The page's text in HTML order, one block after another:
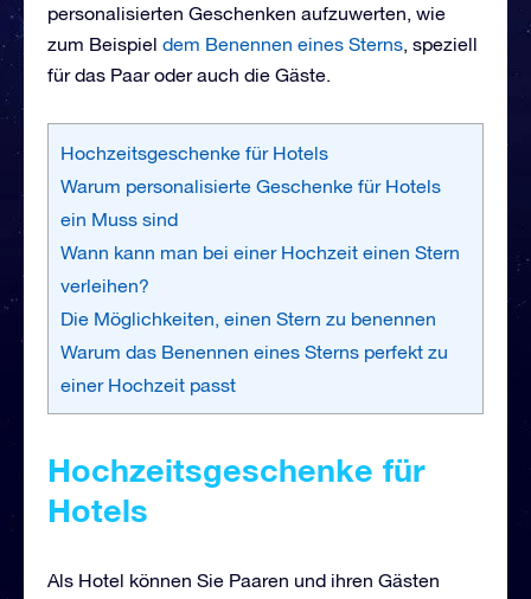
personalisierten Geschenken aufzuwerten, wie
zum Beispiel dem Benennen eines Sterns, speziell
für das Paar oder auch die Gäste.
Hochzeitsgeschenke für Hotels
Warum personalisierte Geschenke für Hotels
ein Muss sind
Wann kann man bei einer Hochzeit einen Stern
verleihen?
Die Möglichkeiten, einen Stern zu benennen
Warum das Benennen eines Sterns perfekt zu
einer Hochzeit passt
Hochzeitsgeschenke für
Hotels
Als Hotel können Sie Paaren und ihren Gästen